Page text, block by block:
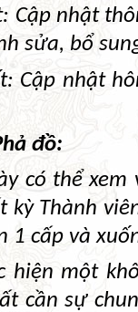
Cập nhật
sửa, bổ
Cập nhật
đồ:
có thể
kỳ Thành
1 cấp và
hiện một
cần sự